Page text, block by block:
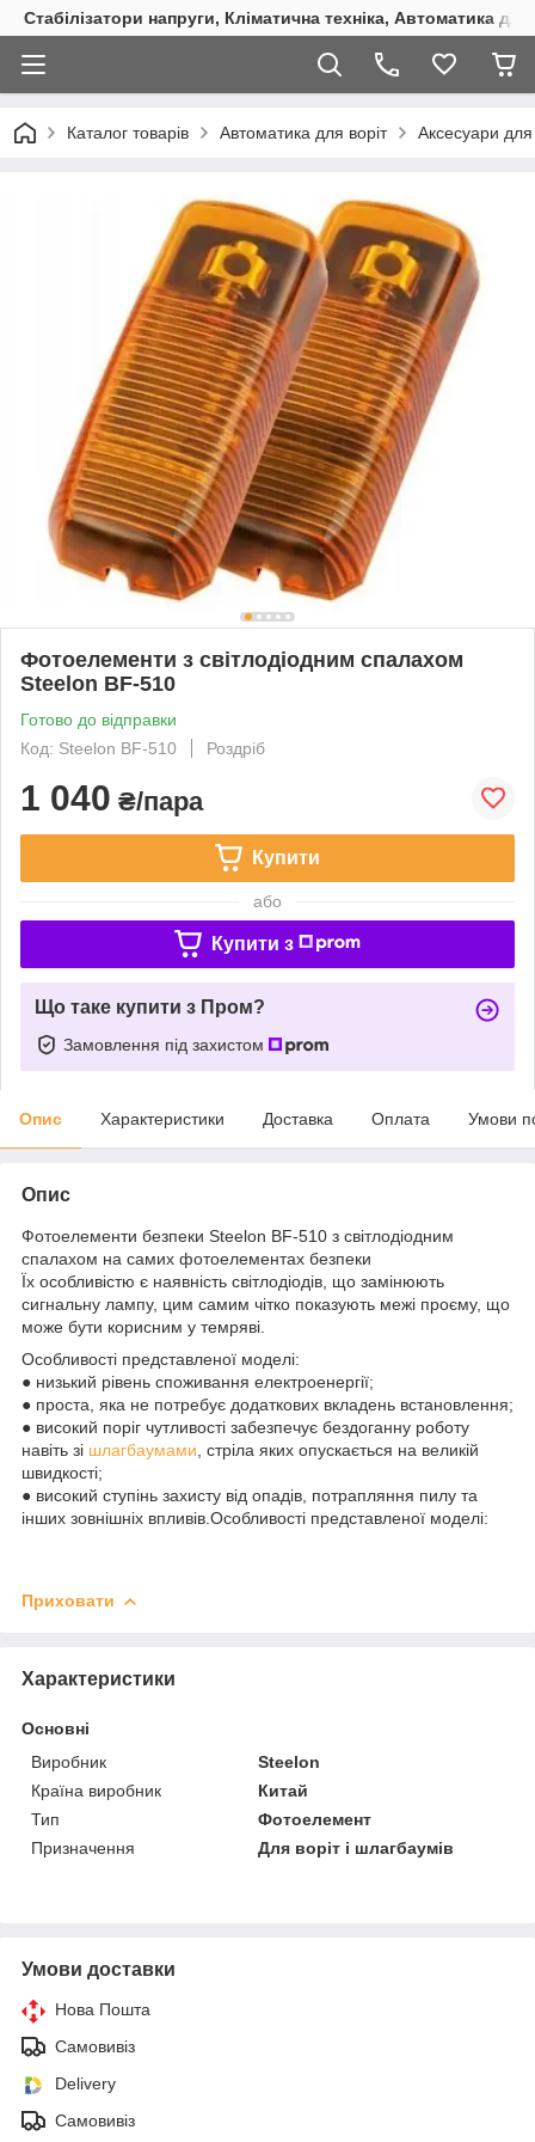
Стабілізатори напруги, Кліматична техніка, Автоматика
Каталог товарів Автоматика для воріт Аксесуари
Фотоелементи з світлодіодним спалахом
Steelon BF-510
Готово до відправки
Код: Steelon BF-510
Роздріб
1 040 ₴/пара
Купити
або
Купити з
Що таке купити з Пром?
Замовлення під захистом
Опис Характеристики Доставка Оплата Умови
Опис
Фотоелементи безпеки Steelon BF-510 з світлодіодним
спалахом на самих фотоелементах безпеки
Їх особливістю є наявність світлодіодів, що замінюють
сигнальну лампу, цим самим чітко показують межі проєму, що
може бути корисним у темряві.
Особливості представленої моделі:
● низький рівень споживання електроенергії;
● проста, яка не потребує додаткових вкладень встановлення;
● високий поріг чутливості забезпечує бездоганну роботу
навіть зі шлагбаумами , стріла яких опускається на великій
швидкості;
● високий ступінь захисту від опадів, потрапляння пилу та
інших зовнішніх впливів.Особливості представленої моделі:
Приховати
Характеристики
Основні
Виробник
Steelon
Країна виробник
Китай
Тип
Фотоелемент
Призначення
Для воріт і шлагбаумів
Умови доставки
Нова Пошта
Самовивіз
Delivery
Самовивіз